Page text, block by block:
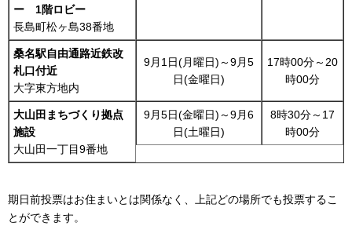
ー 1階ロビー
長島町松ヶ島38番地
桑名駅自由通路近鉄改
札口付近
大字東方地内
9月1日(月曜日)～9月5
日(金曜日)
17時00分～20
時00分
大山田まちづくり拠点
施設
大山田一丁目9番地
9月5日(金曜日)～9月6
日(土曜日)
8時30分～17
時00分
期日前投票はお住まいとは関係なく、上記どの場所でも投票するこ
とができます。